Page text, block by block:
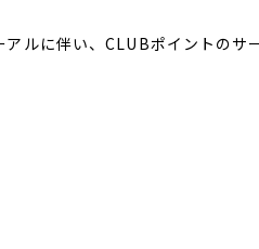
ルに伴い、CLUBポイントのサ